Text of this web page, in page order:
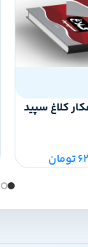
کلاغ سپید
تومان